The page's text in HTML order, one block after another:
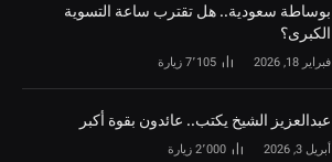
بوساطة سعودية.. هل تقترب ساعة التسوية
الكبرى؟
فبراير 18, 2026 7٬105 زيارة
‏عبدالعزيز الشيخ يكتب.. عائدون بقوة أكبر
أبريل 3, 2026 2٬000 زيارة